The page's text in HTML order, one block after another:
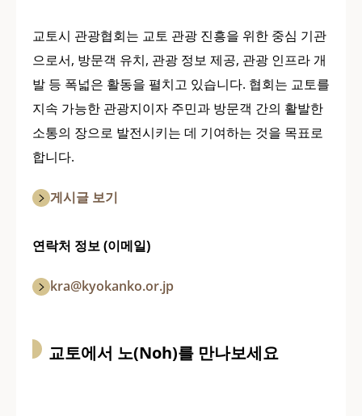
교토시 관광협회는 교토 관광 진흥을 위한 중심 기관
으로서, 방문객 유치, 관광 정보 제공, 관광 인프라 개
발 등 폭넓은 활동을 펼치고 있습니다. 협회는 교토를
지속 가능한 관광지이자 주민과 방문객 간의 활발한
소통의 장으로 발전시키는 데 기여하는 것을 목표로
합니다.
게시글 보기
연락처 정보 (이메일)
kra@kyokanko.or.jp
교토에서 노(Noh)를 만나보세요